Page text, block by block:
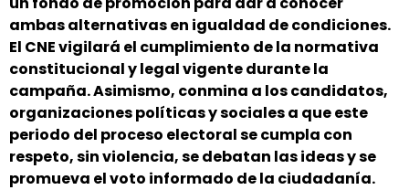
ambas alternativas en igualdad de condiciones.
El CNE vigilará el cumplimiento de la normativa
constitucional y legal vigente durante la
campaña. Asimismo, conmina a los candidatos,
organizaciones políticas y sociales a que este
periodo del proceso electoral se cumpla con
respeto, sin violencia, se debatan las ideas y se
promueva el voto informado de la ciudadanía.